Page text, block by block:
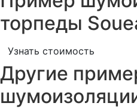
торпеды
Узнать стоимость
Другие